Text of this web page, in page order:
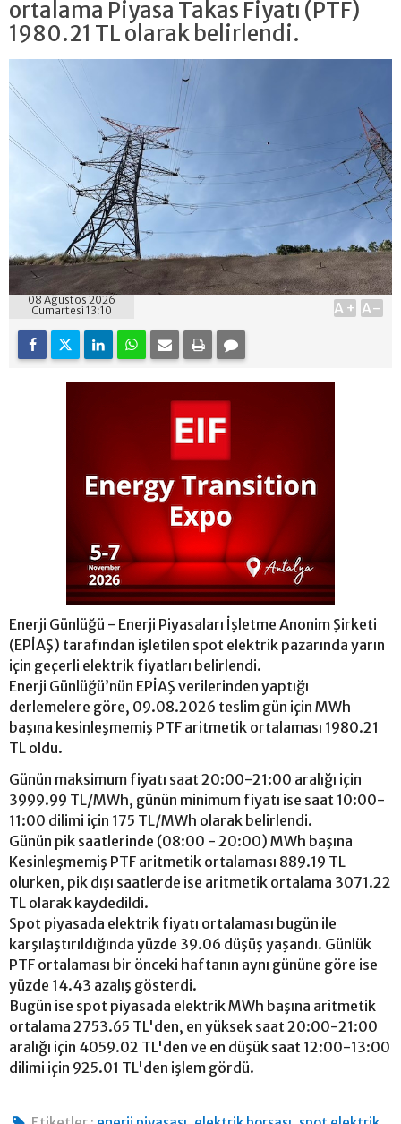
ortalama Piyasa Takas Fiyatı (PTF)
1980.21 TL olarak belirlendi.
08 Ağustos 2026
Cumartesi 13:10
A+ A-
Enerji Günlüğü - Enerji Piyasaları İşletme Anonim Şirketi
(EPİAŞ) tarafından işletilen spot elektrik pazarında yarın
için geçerli elektrik fiyatları belirlendi.
Enerji Günlüğü’nün EPİAŞ verilerinden yaptığı
derlemelere göre, 09.08.2026 teslim gün için MWh
başına kesinleşmemiş PTF aritmetik ortalaması 1980.21
TL oldu.
Günün maksimum fiyatı saat 20:00-21:00 aralığı için
3999.99 TL/MWh, günün minimum fiyatı ise saat 10:00-
11:00 dilimi için 175 TL/MWh olarak belirlendi.
Günün pik saatlerinde (08:00 - 20:00) MWh başına
Kesinleşmemiş PTF aritmetik ortalaması 889.19 TL
olurken, pik dışı saatlerde ise aritmetik ortalama 3071.22
TL olarak kaydedildi.
Spot piyasada elektrik fiyatı ortalaması bugün ile
karşılaştırıldığında yüzde 39.06 düşüş yaşandı. Günlük
PTF ortalaması bir önceki haftanın aynı gününe göre ise
yüzde 14.43 azalış gösterdi.
Bugün ise spot piyasada elektrik MWh başına aritmetik
ortalama 2753.65 TL'den, en yüksek saat 20:00-21:00
aralığı için 4059.02 TL'den ve en düşük saat 12:00-13:00
dilimi için 925.01 TL'den işlem gördü.